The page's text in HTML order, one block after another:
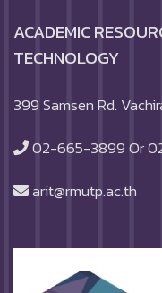
ACADEMIC
TECHNOLOGY
399 Samsen Rd.
02-665-3899 Or
arit@rmutp.ac.th